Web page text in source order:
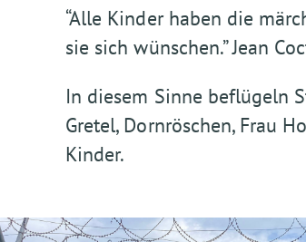
“Alle Kinder haben die
sie sich wünschen.” Jean
In diesem Sinne beflügeln
Gretel, Dornröschen, Frau
Kinder.